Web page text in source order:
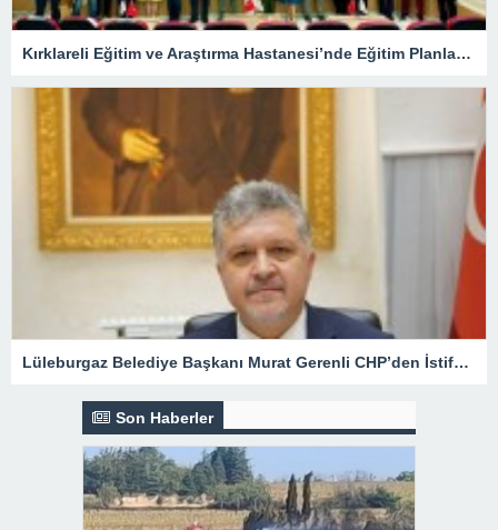
Kırklareli Eğitim ve Araştırma Hastanesi’nde Eğitim Planlaması Masaya Yatırıldı
Lüleburgaz Belediye Başkanı Murat Gerenli CHP’den İstifa Etti
Son Haberler